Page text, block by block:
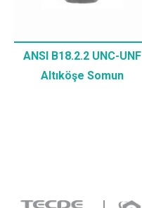
ANSI B18.2.2 UNC-UNF
Altıköşe Somun